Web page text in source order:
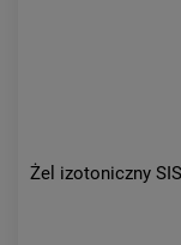
Żel izotoniczny